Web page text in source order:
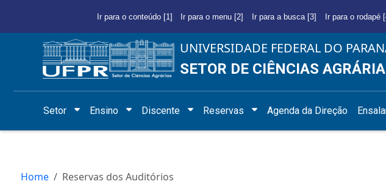
Ir para o conteúdo [1] Ir para o menu [2] Ir para a busca [3] Ir para o rodapé
UNIVERSIDADE FEDERAL DO
SETOR DE CIÊNCIAS
Setor Ensino Discente Reservas Agenda da Direção
Home Reservas dos Auditórios